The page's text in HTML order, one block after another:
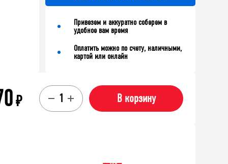
Привезем и аккуратно соберем в
удобное вам время
Оплатить можно по счету, наличными,
картой или онлайн
₽ В корзину